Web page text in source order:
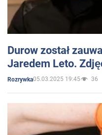
Durow został
Jaredem Leto.
Rozrywka05.03.2025 19:45 36